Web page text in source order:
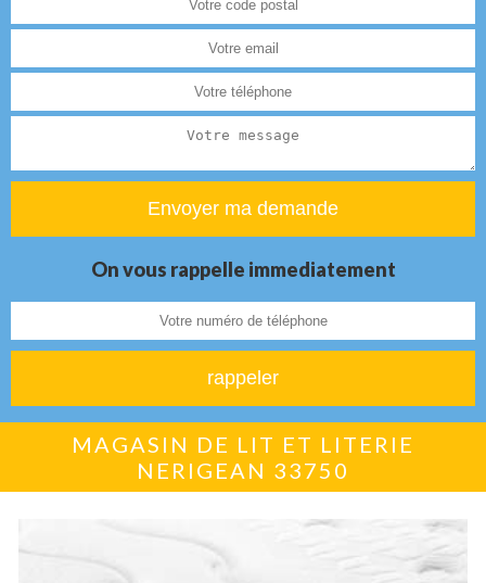
On vous rappelle immediatement
MAGASIN DE LIT ET LITERIE
NERIGEAN 33750